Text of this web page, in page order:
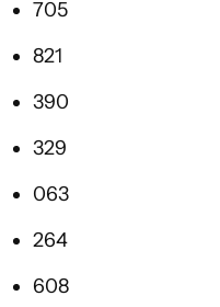
705
821
390
329
063
264
608